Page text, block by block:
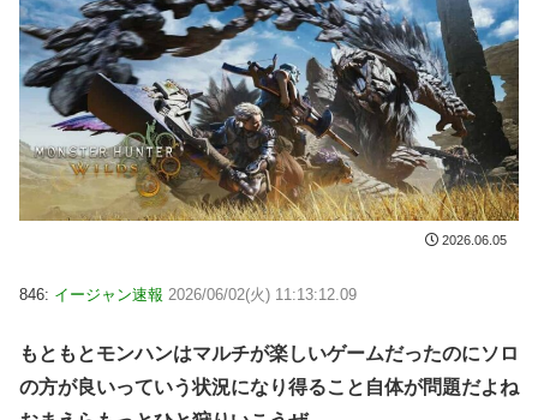
2026.06.05
846: イージャン速報 2026/06/02(火) 11:13:12.09
もともとモンハンはマルチが楽しいゲームだったのにソロ
の方が良いっていう状況になり得ること自体が問題だよね